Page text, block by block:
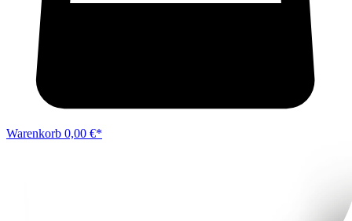
Warenkorb 0,00 €*